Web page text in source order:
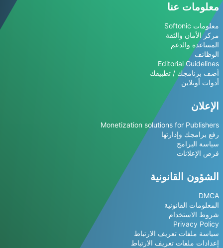
معلومات عنا
معلومات Softonic
مركز الأمان والثقة
المساعدة والدعم
الوظائف
Editorial Guidelines
أضف برنامجك / تطبيقك
أدوات أونلاين
الإعلان
Monetization solutions for Publishers
رفع برامجك وإدارتها
سياسة البرامج
فرص الإعلانات
الشؤون القانونية
DMCA
المعلومات القانونية
شروط الاستخدام
Privacy Policy
سياسة ملفات تعريف الارتباط
إعدادات ملفات تعريف الارتباط